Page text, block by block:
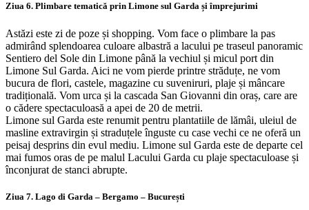
Ziua 6. Plimbare tematică prin Limone sul Garda și împrejurimi
Astăzi este zi de poze și shopping. Vom face o plimbare la pas
admirând splendoarea culoare albastră a lacului pe traseul panoramic
Sentiero del Sole din Limone până la vechiul și micul port din
Limone Sul Garda. Aici ne vom pierde printre străduțe, ne vom
bucura de flori, castele, magazine cu suveniruri, plaje și mâncare
tradițională. Vom urca și la cascada San Giovanni din oraș, care are
o cădere spectaculoasă a apei de 20 de metrii.
Limone sul Garda este renumit pentru plantatiile de lămâi, uleiul de
masline extravirgin și straduțele înguste cu case vechi ce ne oferă un
peisaj desprins din evul mediu. Limone sul Garda este de departe cel
mai fumos oras de pe malul Lacului Garda cu plaje spectaculoase și
înconjurat de stanci abrupte.
Ziua 7. Lago di Garda – Bergamo – București